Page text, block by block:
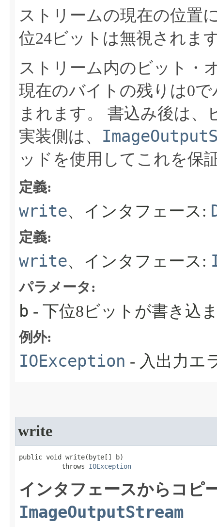
ストリームの現在の位置
位24ビットは無視されま
ストリーム内のビット・
現在のバイトの残りは0
まれます。
書込み後は、
実装側は、
ッドを使用してこれを保
定義:
write、インタフェース:
定義:
write、インタフェース:
パラメータ:
b - 下位8ビットが書き込
例外:
IOException - 入出力エ
write
public void write​(byte[] b)
           throws
IOException
インタフェースからコピ
ImageOutputStream